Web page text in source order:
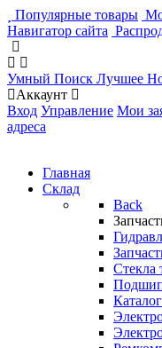
Популярные товары
Навигатор сайта
Умный Поиск Лучшее
Аккаунт
Вход Управление Мои
адреса
Главная
Склад
Back
Стекла